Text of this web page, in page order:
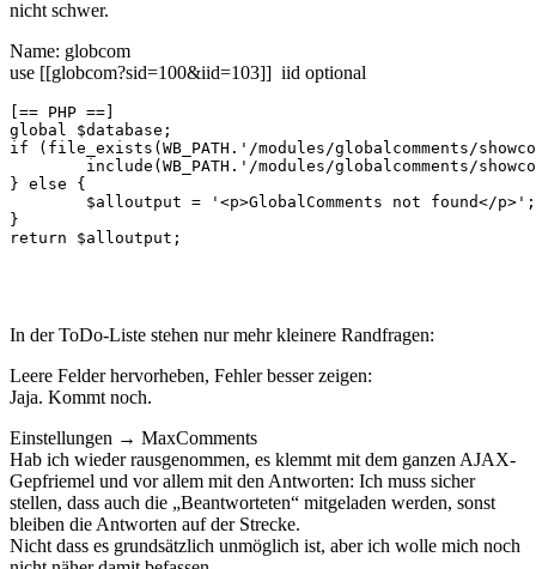
nicht schwer.
Name: globcom
use [[globcom?sid=100&iid=103]] iid optional
[== PHP ==]
global $database;
if (file_exists(WB_PATH.'/modules/globalcomments/
} else {
}
return $alloutput;
In der ToDo-Liste stehen nur mehr kleinere Randfragen:
Leere Felder hervorheben, Fehler besser zeigen:
Jaja. Kommt noch.
Einstellungen → MaxComments
Hab ich wieder rausgenommen, es klemmt mit dem ganzen AJAX-
Gepfriemel und vor allem mit den Antworten: Ich muss sicher
stellen, dass auch die „Beantworteten“ mitgeladen werden, sonst
bleiben die Antworten auf der Strecke.
Nicht dass es grundsätzlich unmöglich ist, aber ich wolle mich noch